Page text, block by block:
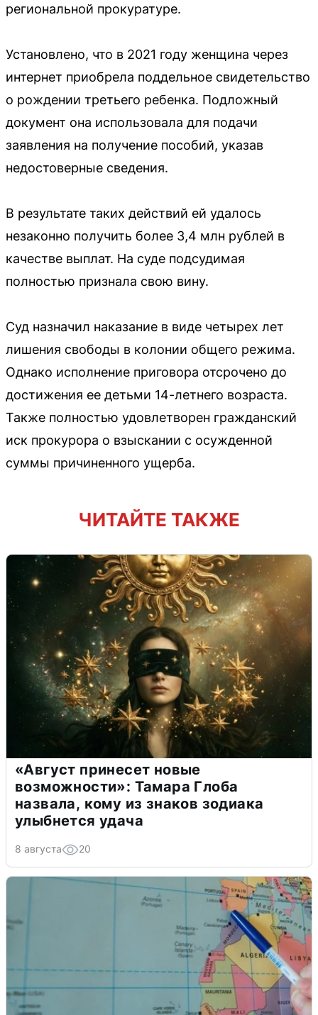
региональной прокуратуре.
Установлено, что в 2021 году женщина через
интернет приобрела поддельное свидетельство
о рождении третьего ребенка. Подложный
документ она использовала для подачи
заявления на получение пособий, указав
недостоверные сведения.
В результате таких действий ей удалось
незаконно получить более 3,4 млн рублей в
качестве выплат. На суде подсудимая
полностью признала свою вину.
Суд назначил наказание в виде четырех лет
лишения свободы в колонии общего режима.
Однако исполнение приговора отсрочено до
достижения ее детьми 14-летнего возраста.
Также полностью удовлетворен гражданский
иск прокурора о взыскании с осужденной
суммы причиненного ущерба.
ЧИТАЙТЕ ТАКЖЕ
«Август принесет новые
возможности»: Тамара Глоба
назвала, кому из знаков зодиака
улыбнется удача
8 августа 20